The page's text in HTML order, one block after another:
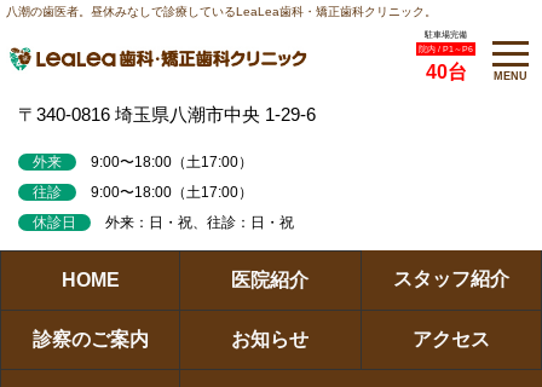
八潮の歯医者。昼休みなしで診療しているLeaLea歯科・矯正歯科クリニック。
〒340-0816 埼玉県八潮市中央 1-29-6
駐車場完備
院内 / P1～P6
40台 MENU
外来 9:00〜18:00（土17:00）
往診 9:00〜18:00（土17:00）
休診日 外来：日・祝、往診：日・祝
HOME 医院紹介 スタッフ紹介
診察のご案内 お知らせ アクセス